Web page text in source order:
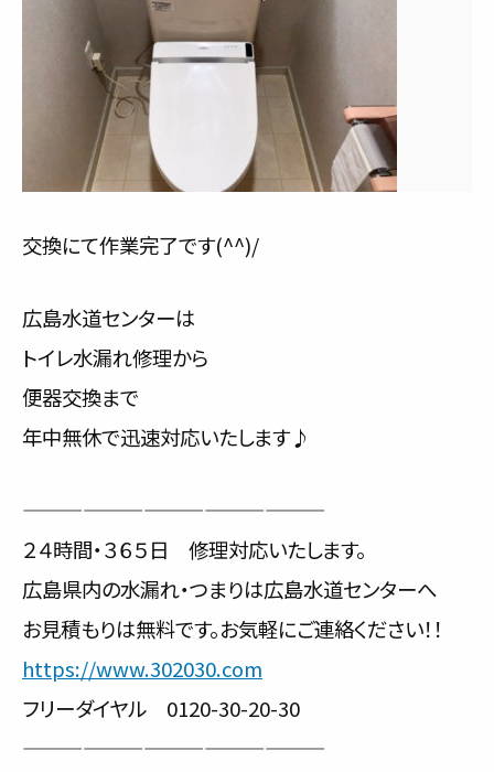
交換にて作業完了です(^^)/
広島水道センターは
トイレ水漏れ修理から
便器交換まで
年中無休で迅速対応いたします♪
———————————————
２４時間・３６５日 修理対応いたします。
広島県内の水漏れ・つまりは広島水道センターへ
お見積もりは無料です。お気軽にご連絡ください！！
https://www.302030.com
フリーダイヤル 0120-30-20-30
———————————————